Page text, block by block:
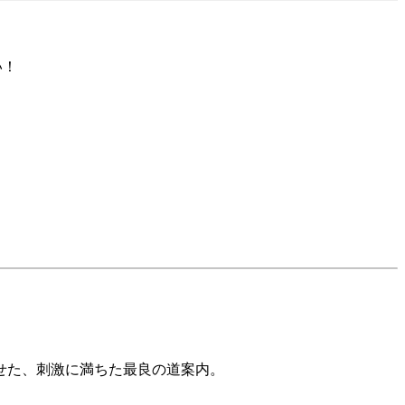
、刺激に満ちた最良の道案内。